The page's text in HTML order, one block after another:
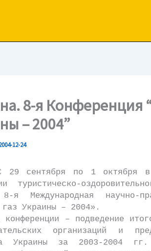
8-я Конференция
– 2004”
12-24
по 1 октября в
туристическо-
я Международная научно-
Украины – 2004».
– подведение
организаций и
Украины за 2003-2004